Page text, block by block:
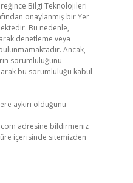
Bilgi Teknolojileri
onaylanmış bir Yer
Bu nedenle,
denetleme veya
Ancak,
sorumluluğunu
bu sorumluluğu kabul
aykırı olduğunu
adresine bildirmeniz
içerisinde sitemizden